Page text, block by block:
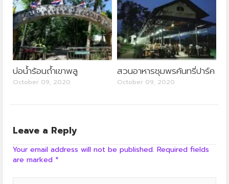
บ่อน้ำร้อนถ้ำเขาพลู
October 09, 2020
สวนอาหารชุมพรคันทรี่ปาร์ค
October 09, 2020
Leave a Reply
Your email address will not be published. Required fields
are marked *